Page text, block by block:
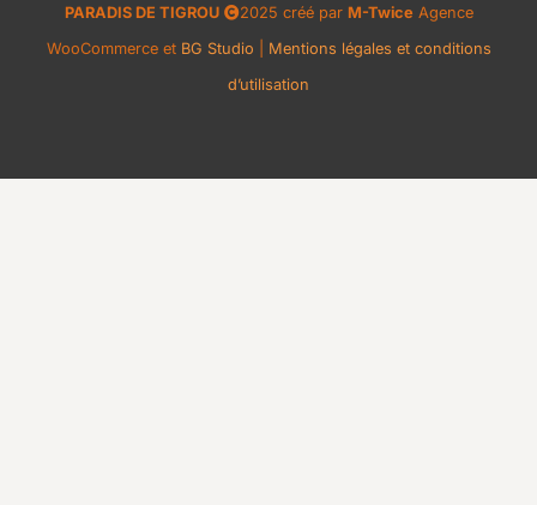
PARADIS DE TIGROU 2025 créé par M-Twice Agence
WooCommerce et BG Studio
Mentions légales et conditions
d’utilisation